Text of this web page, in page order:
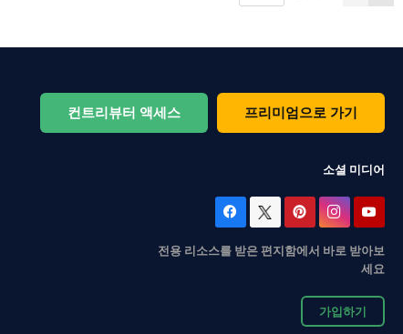
10 아이콘 Icometric Ramadan
컨트리뷰터 액세스 프리미엄으로 가기
소셜 미디어
전용 리소스를 받은 편지함에서 바로 받아보
세요
가입하기